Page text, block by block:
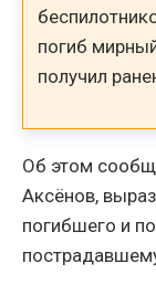
погиб
получил
Об этом
Аксёнов,
погибшего и